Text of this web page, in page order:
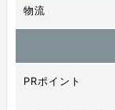
物流
PRポイント